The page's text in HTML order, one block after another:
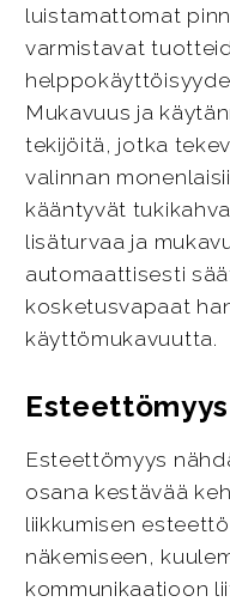
luistamattomat
varmistavat
Mukavuus ja
tekijöitä, jotka
valinnan
kääntyvät
lisäturvaa ja
automaattisesti
kosketusvapaat
käyttömukavuutta.
Esteettömyys
osana kestävää
liikkumisen
näkemiseen,
kommunikaatioon